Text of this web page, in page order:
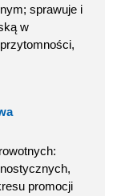
sprawuje i
w
promocji